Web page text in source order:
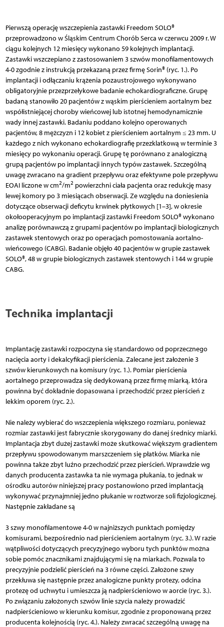
Pierwszą operację wszczepienia zastawki Freedom SOLO®
przeprowadzono w Śląskim Centrum Chorób Serca w czerwcu 2009 r. W
ciągu kolejnych 12 miesięcy wykonano 59 kolejnych implantacji.
Zastawki wszczepiano z zastosowaniem 3 szwów monofilamentowych
4-0 zgodnie z instrukcją przekazaną przez firmę Sorin® (ryc. 1.). Po
implantacji i odłączaniu krążenia pozaustrojowego wykonywano
obligatoryjnie przezprzełykowe badanie echokardiograficzne. Grupę
badaną stanowiło 20 pacjentów z wąskim pierścieniem aortalnym bez
współistniejącej choroby wieńcowej lub istotnej hemodynamicznie
wady innej zastawki. Badaniu poddano kolejno operowanych
pacjentów, 8 mężczyzn i 12 kobiet z pierścieniem aortalnym ≤ 23 mm. U
każdego z nich wykonano echokardiografię przezklatkową w terminie 3
miesięcy po wykonaniu operacji. Grupę tę porównano z analogiczną
grupą pacjentów po implantacji innych typów zastawek. Szczególną
uwagę zwracano na gradient przepływu oraz efektywne pole przepływu
EOAI liczone w cm2/m2 powierzchni ciała pacjenta oraz redukcję masy
lewej komory po 3 miesiącach obserwacji. Ze względu na doniesienia
dotyczące obserwacji deficytu krwinek płytkowych [1–3], w okresie
okołooperacyjnym po implantacji zastawki Freedom SOLO® wykonano
analizę porównawczą z grupami pacjentów po implantacji biologicznych
zastawek stentowych oraz po operacjach pomostowania aortalno-
wieńcowego (CABG). Badanie objęło 40 pacjentów w grupie zastawek
SOLO®, 48 w grupie biologicznych zastawek stentowych i 144 w grupie
CABG.
Technika implantacji
Implantację zastawki rozpoczyna się standardowo od poprzecznego
nacięcia aorty i dekalcyfikacji pierścienia. Zalecane jest założenie 3
szwów kierunkowych na komisury (ryc. 1.). Pomiar pierścienia
aortalnego przeprowadza się dedykowaną przez firmę miarką, która
powinna być dokładnie dopasowana i przechodzić przez pierścień z
lekkim oporem (ryc. 2.).
Nie należy wybierać do wszczepienia większego rozmiaru, ponieważ
rozmiar zastawki jest fabrycznie skorygowany do danej średnicy miarki.
Implantacja zbyt dużej zastawki może skutkować większym gradientem
przepływu spowodowanym marszczeniem się płatków. Miarka nie
powinna także zbyt luźno przechodzić przez pierścień. Wprawdzie wg
danych producenta zastawka ta nie wymaga płukania, to jednak w
ośrodku autorów niniejszej pracy postanowiono przed implantacją
wykonywać przynajmniej jedno płukanie w roztworze soli fizjologicznej.
Następnie zakładane są
3 szwy monofilamentowe 4-0 w najniższych punktach pomiędzy
komisurami, bezpośrednio nad pierścieniem aortalnym (ryc. 3.). W razie
wątpliwości dotyczących precyzyjnego wyboru tych punktów można
sobie pomóc znacznikami znajdującymi się na miarkach. Pozwala to
precyzyjnie podzielić pierścień na 3 równe części. Założone szwy
przekłuwa się następnie przez analogiczne punkty protezy, odcina
protezę od uchwytu i umieszcza ją nadpierścieniowo w aorcie (ryc. 3.).
Po związaniu założonych szwów linie szycia należy prowadzić
nadpierścieniowo w kierunku komisur, zgodnie z proponowaną przez
producenta kolejnością (ryc. 4.). Należy zwracać szczególną uwagę na